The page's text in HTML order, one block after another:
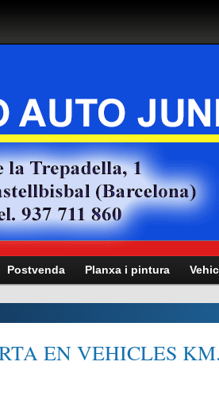
Postvenda Planxa i pintura
EN VEHICLES